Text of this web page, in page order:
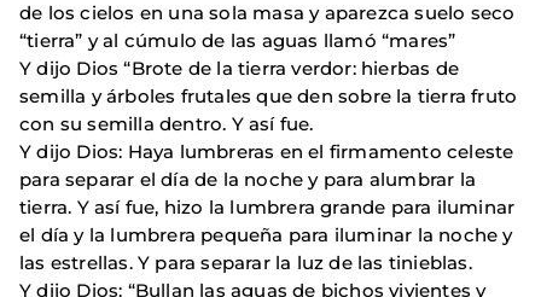
de los cielos en una sola masa y aparezca suelo seco
“tierra” y al cúmulo de las aguas llamó “mares”
Y dijo Dios “Brote de la tierra verdor: hierbas de
semilla y árboles frutales que den sobre la tierra fruto
con su semilla dentro. Y así fue.
Y dijo Dios: Haya lumbreras en el firmamento celeste
para separar el día de la noche y para alumbrar la
tierra. Y así fue, hizo la lumbrera grande para iluminar
el día y la lumbrera pequeña para iluminar la noche y
las estrellas. Y para separar la luz de las tinieblas.
Y dijo Dios: “Bullan las aguas de bichos vivientes y